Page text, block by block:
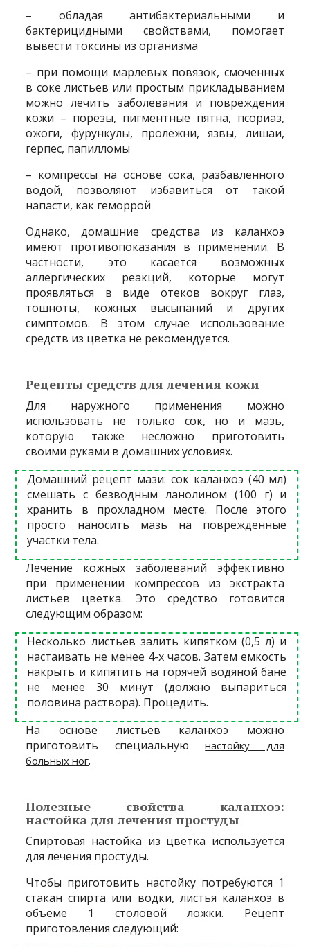
– обладая антибактериальными и
бактерицидными свойствами, помогает
вывести токсины из организма
– при помощи марлевых повязок, смоченных
в соке листьев или простым прикладыванием
можно лечить заболевания и повреждения
кожи – порезы, пигментные пятна, псориаз,
ожоги, фурункулы, пролежни, язвы, лишаи,
герпес, папилломы
– компрессы на основе сока, разбавленного
водой, позволяют избавиться от такой
напасти, как геморрой
Однако, домашние средства из каланхоэ
имеют противопоказания в применении. В
частности, это касается возможных
аллергических реакций, которые могут
проявляться в виде отеков вокруг глаз,
тошноты, кожных высыпаний и других
симптомов. В этом случае использование
средств из цветка не рекомендуется.
Рецепты средств для лечения кожи
Для наружного применения можно
использовать не только сок, но и мазь,
которую также несложно приготовить
своими руками в домашних условиях.
Домашний рецепт мази: сок каланхоэ (40 мл)
смешать с безводным ланолином (100 г) и
хранить в прохладном месте. После этого
просто наносить мазь на поврежденные
участки тела.
Лечение кожных заболеваний эффективно
при применении компрессов из экстракта
листьев цветка. Это средство готовится
следующим образом:
Несколько листьев залить кипятком (0,5 л) и
настаивать не менее 4-х часов. Затем емкость
накрыть и кипятить на горячей водяной бане
не менее 30 минут (должно выпариться
половина раствора). Процедить.
На основе листьев каланхоэ можно
приготовить специальнуюнастойку для
больных ног.
Полезные свойства каланхоэ:
настойка для лечения простуды
Спиртовая настойка из цветка используется
для лечения простуды.
Чтобы приготовить настойку потребуются 1
стакан спирта или водки, листья каланхоэ в
объеме 1 столовой ложки. Рецепт
приготовления следующий: